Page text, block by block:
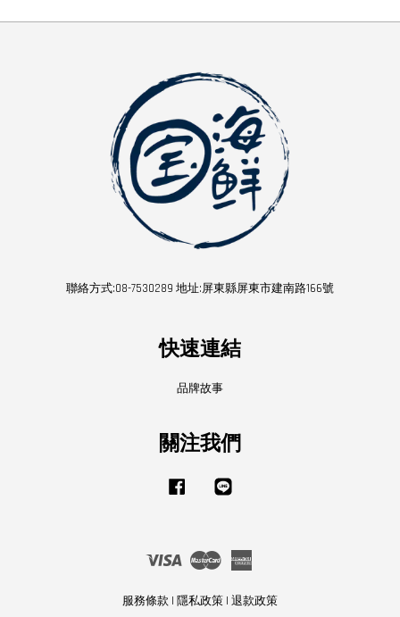
聯絡方式:08-7530289 地址:屏東縣屏東市建南路166號
快速連結
品牌故事
關注我們
Facebook
Visa Master
服務條款 | 隱私政策 | 退款政策